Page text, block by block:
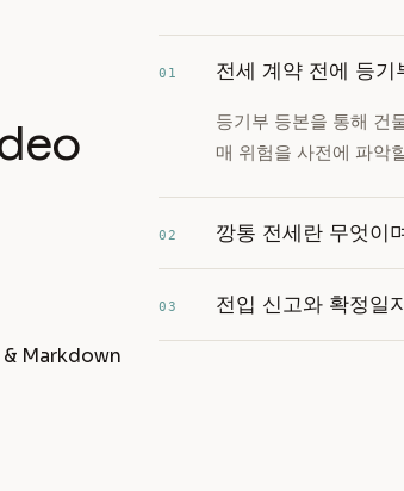
01 전세 계약 전에 등
등기부 등본을 통해 건
매 위험을 사전에 파악
02 깡통 전세란 무엇이
03 전입 신고와 확정일
Markdown